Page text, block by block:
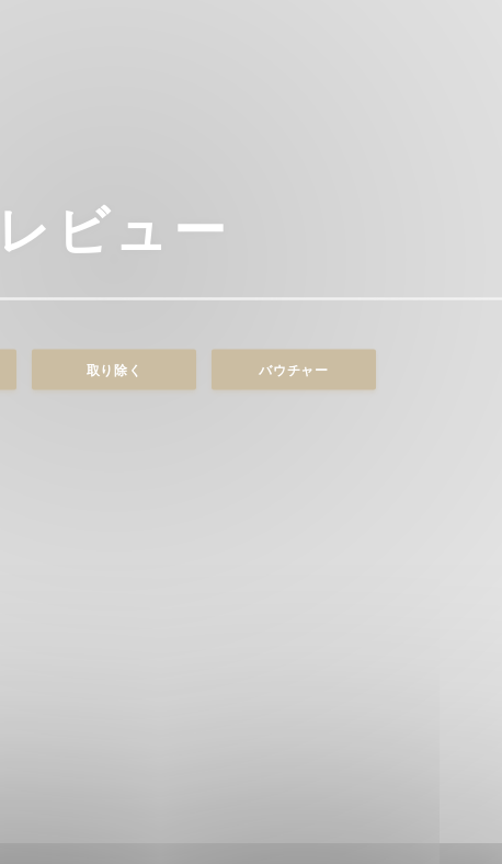
レビュー
取り除く バウチャー